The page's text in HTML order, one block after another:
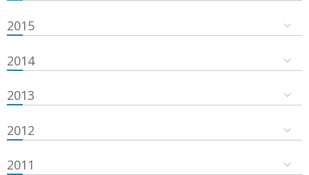
2015
2014
2013
2012
2011